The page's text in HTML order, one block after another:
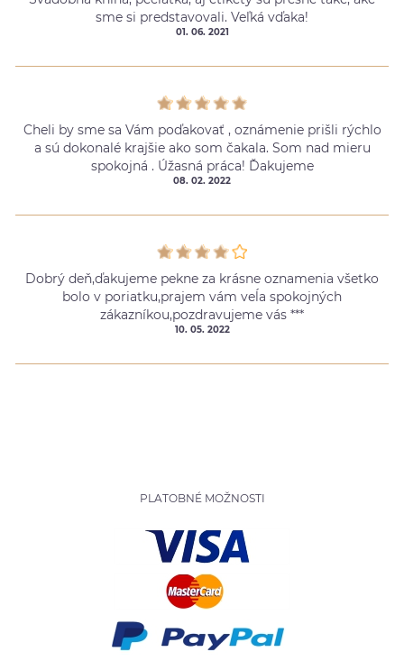
sme si predstavovali. Veľká vďaka!
01. 06. 2021
Cheli by sme sa Vám poďakovať , oznámenie prišli rýchlo
a sú dokonalé krajšie ako som čakala. Som nad mieru
spokojná . Úžasná práca! Ďakujeme
08. 02. 2022
Dobrý deň,ďakujeme pekne za krásne oznamenia všetko
bolo v poriatku,prajem vám veĺa spokojných
zákazníkou,pozdravujeme vás ***
10. 05. 2022
PLATOBNÉ MOŽNOSTI